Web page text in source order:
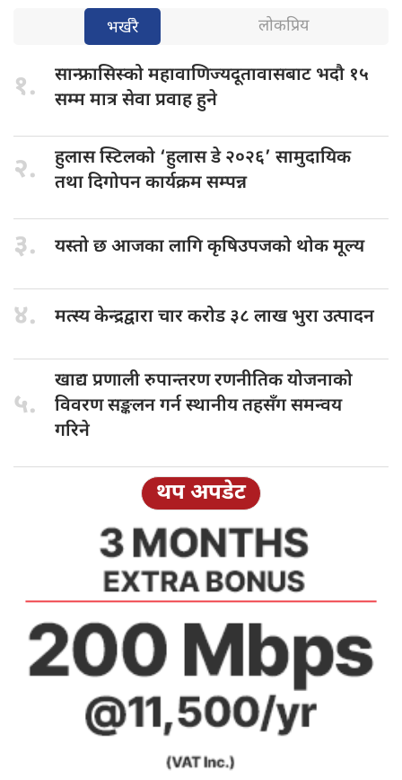
भर्खरै लोकप्रिय
१. सान्फ्रासिस्को महावाणिज्यदूतावासबाट भदौ १५
सम्म मात्र सेवा प्रवाह हुने
२. हुलास स्टिलको ‘हुलास डे २०२६’ सामुदायिक
तथा दिगोपन कार्यक्रम सम्पन्न
३. यस्तो छआजका लागि कृषिउपजको थोक मूल्य
४. मत्स्य केन्द्रद्वाराचार करोड ३८ लाख भुरा उत्पादन
५.
खाद्य प्रणालीरुपान्तरण रणनीतिक योजनाको
विवरण सङ्कलन गर्न स्थानीय तहसँग समन्वय
गरिने
थप अपडेट